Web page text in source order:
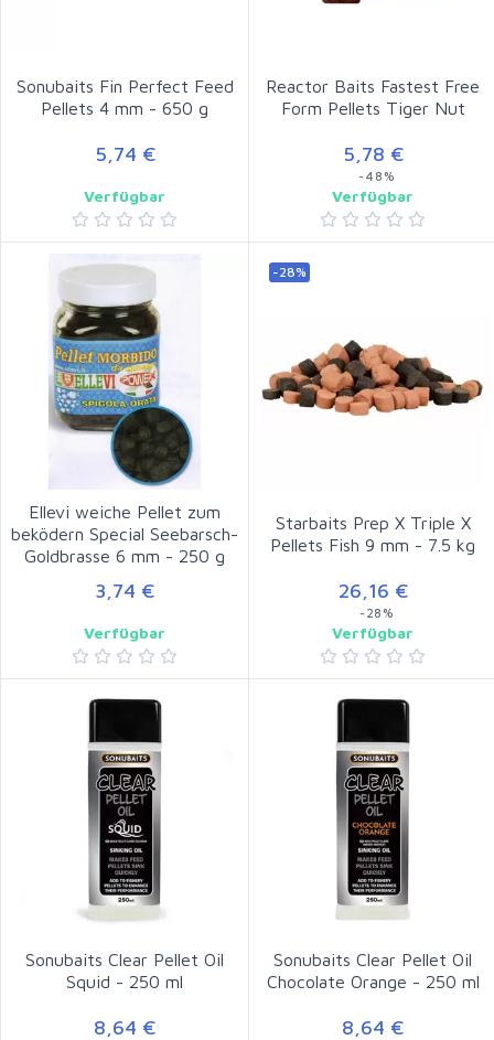
Sonubaits Fin Perfect Feed
Pellets 4 mm - 650 g
5,74 €
Verfügbar
Reactor Baits Fastest Free
Form Pellets Tiger Nut
5,78 €
-48%
Verfügbar
Ellevi weiche Pellet zum
beködern Special Seebarsch-
Goldbrasse 6 mm - 250 g
3,74 €
Verfügbar
-28%
Starbaits Prep X Triple X
Pellets Fish 9 mm - 7.5 kg
26,16 €
-28%
Verfügbar
Sonubaits Clear Pellet Oil
Squid - 250 ml
8,64 €
Sonubaits Clear Pellet Oil
Chocolate Orange - 250 ml
8,64 €